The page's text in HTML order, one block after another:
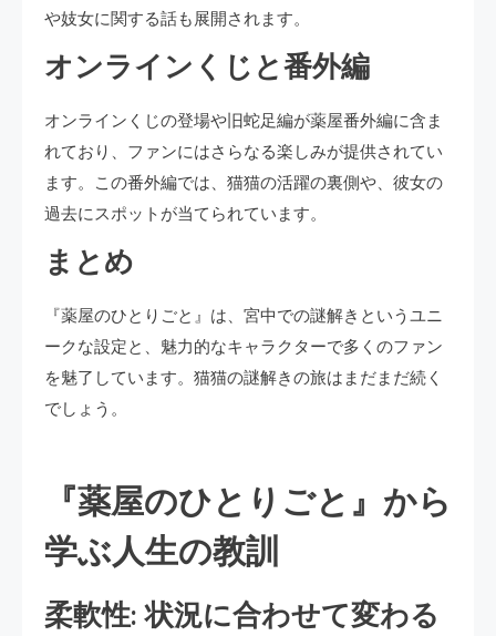
や妓女に関する話も展開されます。
オンラインくじと番外編
オンラインくじの登場や旧蛇足編が薬屋番外編に含ま
れており、ファンにはさらなる楽しみが提供されてい
ます。この番外編では、猫猫の活躍の裏側や、彼女の
過去にスポットが当てられています。
まとめ
『薬屋のひとりごと』は、宮中での謎解きというユニ
ークな設定と、魅力的なキャラクターで多くのファン
を魅了しています。猫猫の謎解きの旅はまだまだ続く
でしょう。
『薬屋のひとりごと』から
学ぶ人生の教訓
柔軟性: 状況に合わせて変わる